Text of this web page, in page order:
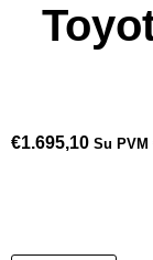
€1.695,10 Su PVM